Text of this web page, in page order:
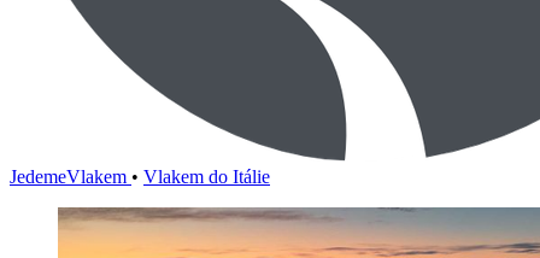
JedemeVlakem • Vlakem do Itálie